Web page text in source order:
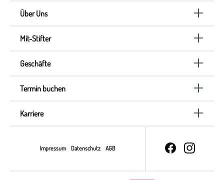
Über Uns
Mit-Stifter
Geschäfte
Termin buchen
Karriere
Impressum Datenschutz AGB